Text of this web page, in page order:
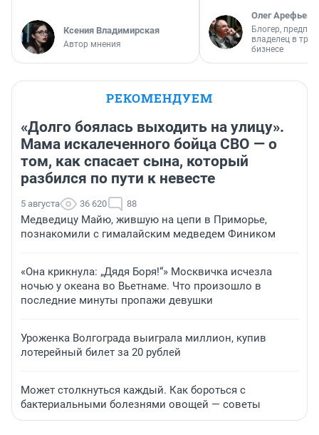
Ксения Владимирская
Автор мнения
Олег Арефьев
Блогер,
владелец в
бизнесе
РЕКОМЕНДУЕМ
«Долго боялась выходить на улицу».
Мама искалеченного бойца СВО — о
том, как спасает сына, который
разбился по пути к невесте
5 августа 36 620 88
Медведицу Майю, жившую на цепи в Приморье,
познакомили с гималайским медведем Фиником
«Она крикнула: „Дядя Боря!“» Москвичка исчезла
ночью у океана во Вьетнаме. Что произошло в
последние минуты пропажи девушки
Уроженка Волгограда выиграла миллион, купив
лотерейный билет за 20 рублей
Может столкнуться каждый. Как бороться с
бактериальными болезнями овощей — советы